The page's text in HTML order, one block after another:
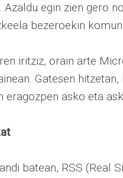
egin zien gero
bezeroekin
iritziz, orain arte
Gatesen hitzetan,
asko eta
batean, RSS (Real